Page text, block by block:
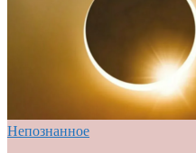
Непознанное